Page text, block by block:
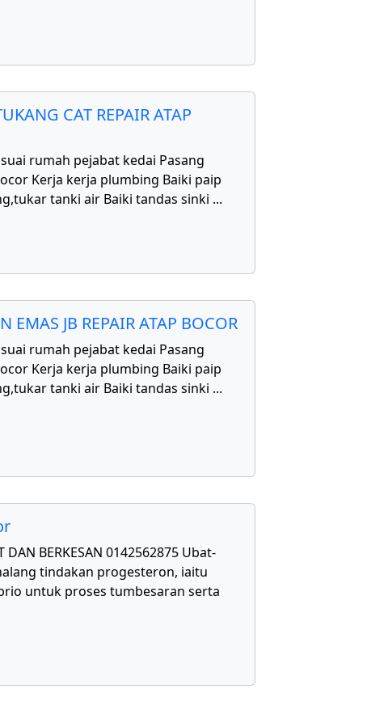
CAT REPAIR ATAP
rumah pejabat kedai Pasang
Kerja kerja plumbing Baiki paip
tanki air Baiki tandas sinki ...
JB REPAIR ATAP BOCOR
rumah pejabat kedai Pasang
Kerja kerja plumbing Baiki paip
tanki air Baiki tandas sinki ...
DAN BERKESAN 0142562875 Ubat-
tindakan progesteron, iaitu
untuk proses tumbesaran serta